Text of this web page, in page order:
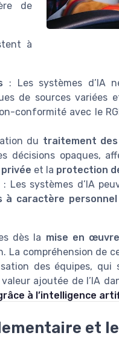
de
à
: Les systèmes d’IA
de sources variées
conformité avec le
du traitement des
décisions opaques,
et la protection
: Les systèmes d’IA
à caractère personnel
dès la mise en œuvre
La compréhension de
des équipes, qui
ajoutée de l’IA
à l’intelligence
et